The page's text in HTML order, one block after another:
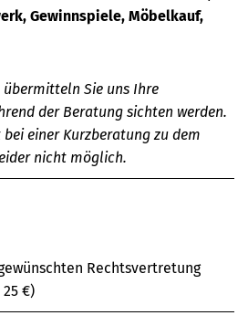
Gewinnspiele, Möbelkauf,
Sie uns Ihre
der Beratung sichten werden.
einer Kurzberatung zu dem
nicht möglich.
Rechtsvertretung
€)